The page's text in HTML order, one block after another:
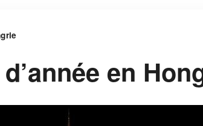
en